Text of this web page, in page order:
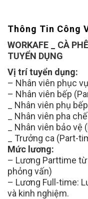
Thông Tin Công
WORKAFE _ CÀ
TUYỂN DỤNG
Vị trí tuyển dụng:
– Nhân viên phục
– Nhân viên bếp
_ Nhân viên phụ
_ Nhân viên pha
_ Nhân viên bảo
_ Trưởng ca (Part-
Mức lương:
– Lương Parttime
phỏng vấn)
– Lương Full-time:
và kinh nghiệm.